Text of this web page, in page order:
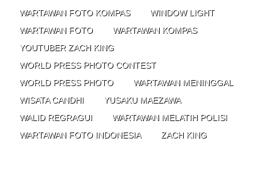
WARTAWAN FOTO KOMPAS
WINDOW LIGHT
WARTAWAN FOTO
WARTAWAN KOMPAS
YOUTUBER ZACH KING
WORLD PRESS PHOTO CONTEST
WORLD PRESS PHOTO
WARTAWAN MENINGGAL
WISATA CANDHI
YUSAKU MAEZAWA
WALID REGRAGUI
WARTAWAN MELATIH POLISI
WARTAWAN FOTO INDONESIA
ZACH KING